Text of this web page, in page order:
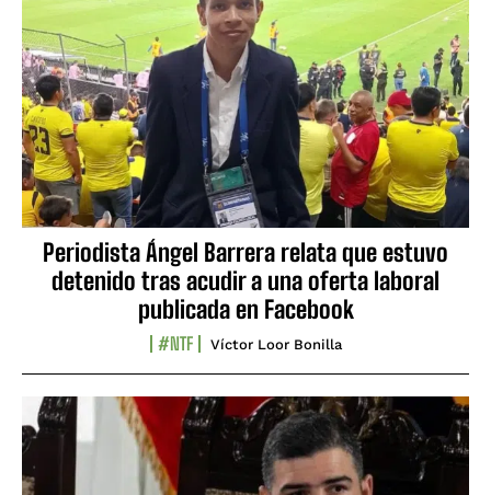
Periodista Ángel Barrera relata que estuvo
detenido tras acudir a una oferta laboral
publicada en Facebook
#NTF Víctor Loor Bonilla